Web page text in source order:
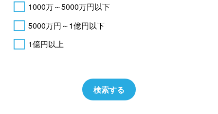
1000万～5000万円以下
5000万円～1億円以下
1億円以上